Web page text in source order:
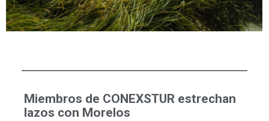
Miembros de CONEXSTUR estrechan
lazos con Morelos